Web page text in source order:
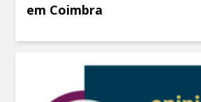
em Coimbra